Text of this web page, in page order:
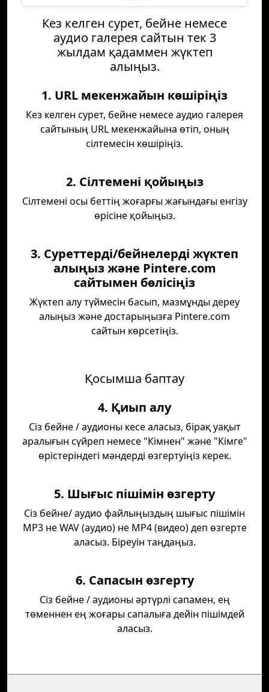
Кез келген сурет, бейне немесе
аудио галерея сайтын тек 3
жылдам қадаммен жүктеп
алыңыз.
1. URL мекенжайын көшіріңіз
Кез келген сурет, бейне немесе аудио галерея
сайтының URL мекенжайына өтіп, оның
сілтемесін көшіріңіз.
2. Сілтемені қойыңыз
Сілтемені осы беттің жоғарғы жағындағы енгізу
өрісіне қойыңыз.
3. Суреттерді/бейнелерді жүктеп
алыңыз және Pintere.com
сайтымен бөлісіңіз
Жүктеп алу түймесін басып, мазмұнды дереу
алыңыз және достарыңызға Pintere.com
сайтын көрсетіңіз.
Қосымша баптау
4. Қиып алу
Сіз бейне / аудионы кесе аласыз, бірақ уақыт
аралығын сүйреп немесе "Кімнен" және "Кімге"
өрістеріндегі мәндерді өзгертуіңіз керек.
5. Шығыс пішімін өзгерту
Сіз бейне/ аудио файлыңыздың шығыс пішімін
MP3 не WAV (аудио) не MP4 (видео) деп өзгерте
аласыз. Біреуін таңдаңыз.
6. Сапасын өзгерту
Сіз бейне / аудионы әртүрлі сапамен, ең
төменнен ең жоғары сапалыға дейін пішімдей
аласыз.